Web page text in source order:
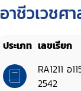
อาชีวเวชศ
ประเภท เลขเรียก
RA1211 อ
2542